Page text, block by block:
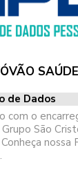
SAÚDE
de Dados
com o
São
nossa